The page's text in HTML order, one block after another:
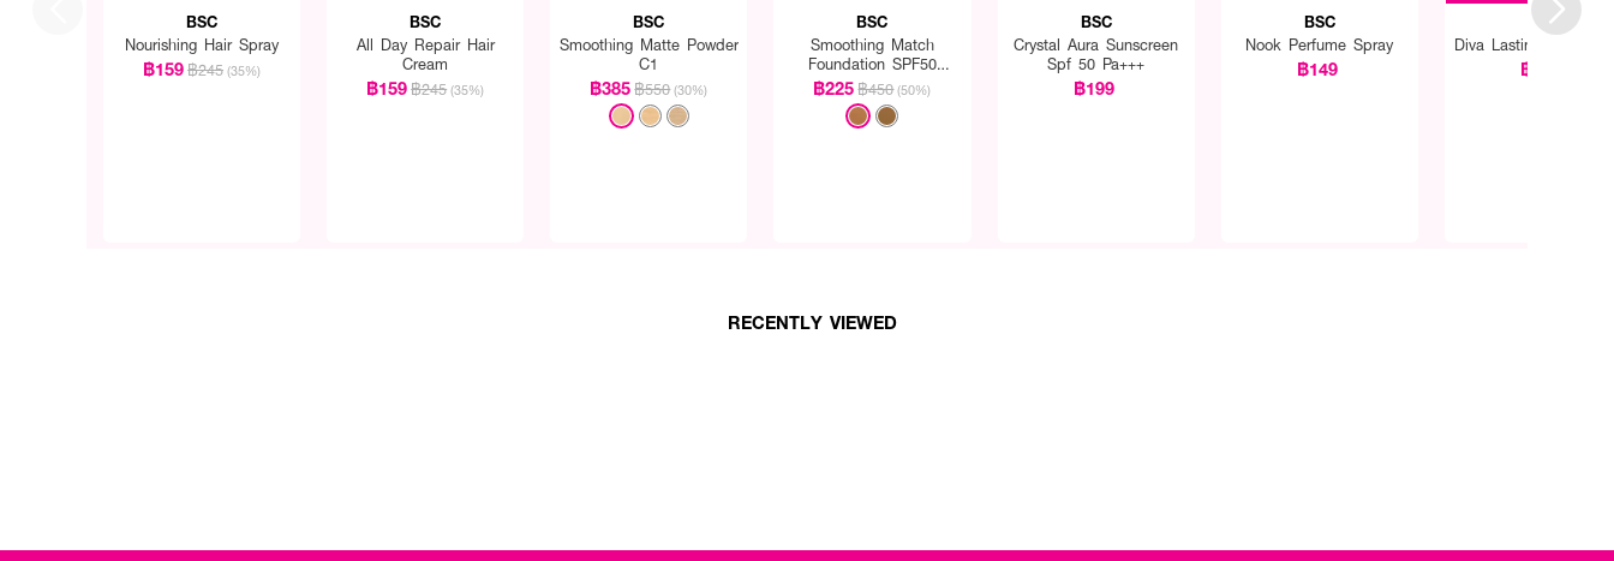
BSC
Nourishing Hair Spray
฿159฿245 (35%)
BSC
All Day Repair Hair
Cream
฿159฿245 (35%)
BSC
Smoothing Matte Powder
C1
฿385฿550 (30%)
BSC
Smoothing Match
Foundation SPF50
Pa++++
฿225฿450 (50%)
BSC
Crystal Aura Sunscreen
Spf 50 Pa+++
฿199
BSC
Nook Perfume Spray
฿149
BSC
Diva Lasting Liner 2
฿199
RECENTLY VIEWED